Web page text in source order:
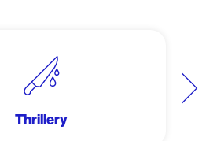
Další
Thrillery